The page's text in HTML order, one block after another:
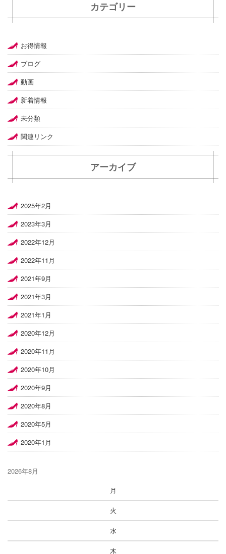
カテゴリー
お得情報
ブログ
動画
新着情報
未分類
関連リンク
アーカイブ
2025年2月
2023年3月
2022年12月
2022年11月
2021年9月
2021年3月
2021年1月
2020年12月
2020年11月
2020年10月
2020年9月
2020年8月
2020年5月
2020年1月
2026年8月
月
火
水
木